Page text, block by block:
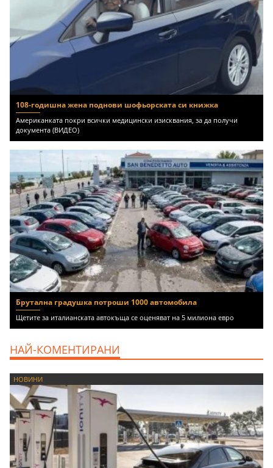
108-годишна жена поднови шофьорската си книжка
Американката покри всички медицински изисквания, за да получи
документа (ВИДЕО)
Брутална градушка потроши 1000 автомобила
Щетите за италианската автокъща се оценяват на 5 милиона евро
НАЙ-КОМЕНТИРАНИ
НОВИНИ